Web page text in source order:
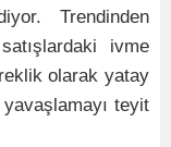
Trendinden
satışlardaki ivme
olarak yatay
teyit